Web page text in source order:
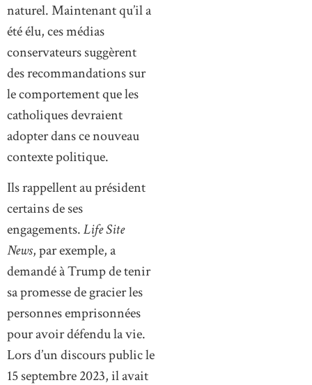
naturel. Maintenant qu’il a
été élu, ces médias
conservateurs suggèrent
des recommandations sur
le comportement que les
catholiques devraient
adopter dans ce nouveau
contexte politique.
Ils rappellent au président
certains de ses
engagements.Life Site
News, par exemple, a
demandé à Trump de tenir
sa promesse de gracier les
personnes emprisonnées
pour avoir défendu la vie.
Lors d’un discours public le
15 septembre 2023, il avait